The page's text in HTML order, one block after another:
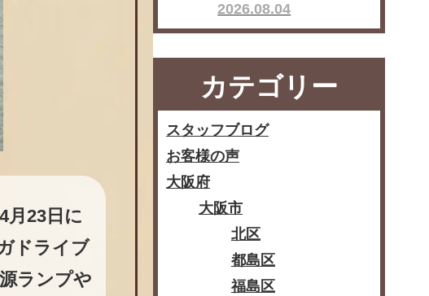
月23日に
ドライブ
ランプや
2026.08.04
カテゴリー
スタッフブログ
お客様の声
大阪府
大阪市
北区
都島区
福島区